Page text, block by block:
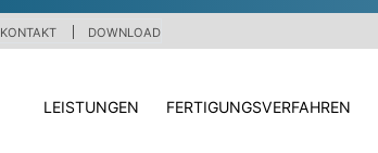
KONTAKT DOWNLOAD
LEISTUNGEN FERTIGUNGSVERFAHREN